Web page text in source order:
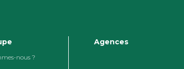
nous ?
Agences